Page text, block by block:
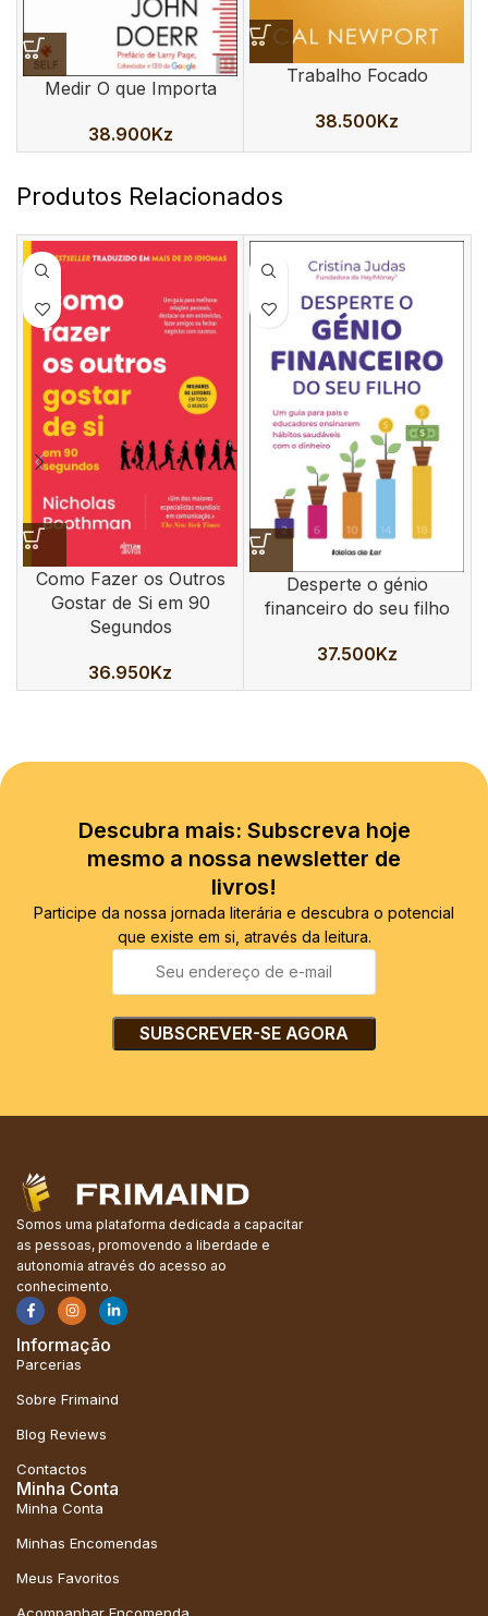
Medir O que Importa
38.900Kz
Trabalho Focado
38.500Kz
Produtos Relacionados
Como Fazer os Outros
Gostar de Si em 90
Segundos
36.950Kz
Desperte o génio
financeiro do seu filho
37.500Kz
Descubra mais: Subscreva hoje
mesmo a nossa newsletter de
livros!
Participe da nossa jornada literária e descubra o potencial
que existe em si, através da leitura.
Somos uma plataforma dedicada a capacitar
as pessoas, promovendo a liberdade e
autonomia através do acesso ao
conhecimento.
Informação
Parcerias
Sobre Frimaind
Blog Reviews
Contactos
Minha Conta
Minha Conta
Minhas Encomendas
Meus Favoritos